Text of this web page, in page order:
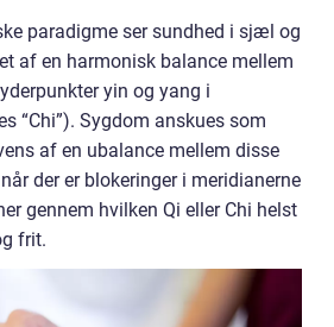
paradigme ser sundhed i sjæl og
af en harmonisk balance mellem
yin og yang i
“Chi”). Sygdom anskues som
af en ubalance mellem disse
der er blokeringer i meridianerne
gennem hvilken Qi eller Chi helst
frit.